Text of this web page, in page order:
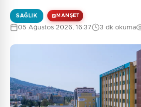
Gönder
SAĞLIK MANŞET
05 Ağustos 2026, 16:37 3 dk okuma